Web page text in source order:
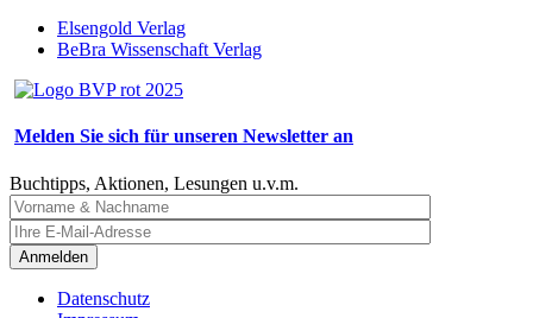
Elsengold Verlag
BeBra Wissenschaft Verlag
Melden Sie sich für unseren Newsletter an
Buchtipps, Aktionen, Lesungen u.v.m.
Anmelden
Datenschutz